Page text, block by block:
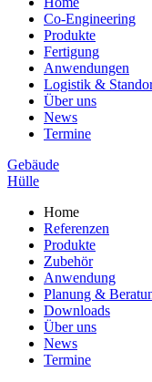
Co-Engineering
Produkte
Fertigung
Anwendungen
Logistik &
Über uns
News
Termine
Gebäude
Hülle
Home
Referenzen
Produkte
Zubehör
Anwendung
Planung &
Downloads
Über uns
News
Termine